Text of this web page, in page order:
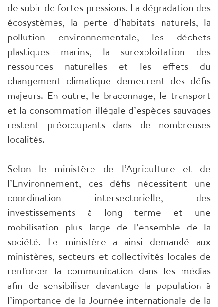
de subir de fortes pressions. La dégradation des
écosystèmes, la perte d’habitats naturels, la
pollution environnementale, les déchets
plastiques marins, la surexploitation des
ressources naturelles et les effets du
changement climatique demeurent des défis
majeurs. En outre, le braconnage, le transport
et la consommation illégale d’espèces sauvages
restent préoccupants dans de nombreuses
localités.
Selon le ministère de l’Agriculture et de
l’Environnement, ces défis nécessitent une
coordination intersectorielle, des
investissements à long terme et une
mobilisation plus large de l’ensemble de la
société. Le ministère a ainsi demandé aux
ministères, secteurs et collectivités locales de
renforcer la communication dans les médias
afin de sensibiliser davantage la population à
l’importance de la Journée internationale de la